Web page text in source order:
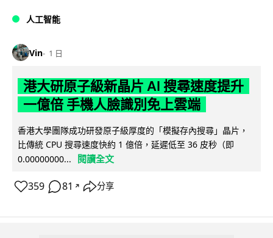
人工智能
Vin 1 日
港大研原子級新晶片 AI 搜尋速度提升
一億倍 手機人臉識別免上雲端
香港大學團隊成功研發原子級厚度的「模擬存內搜尋」晶片，
比傳統 CPU 搜尋速度快約 1 億倍，延遲低至 36 皮秒（即
0.00000000...
閱讀全文
359 81 ↗ 分享